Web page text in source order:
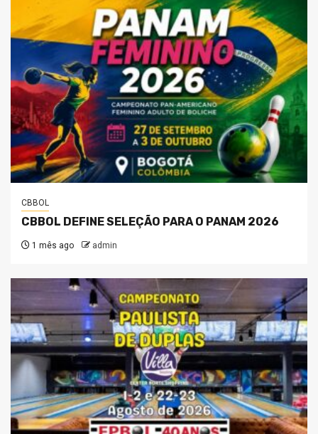
CBBOL
CBBOL DEFINE SELEÇÃO PARA O PANAM 2026
1 mês ago admin